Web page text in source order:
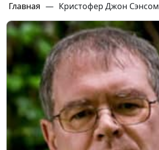
Главная — Кристофер Джон Сэнсом